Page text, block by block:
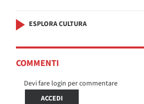
ESPLORA CULTURA
COMMENTI
Devi fare login per commentare
ACCEDI